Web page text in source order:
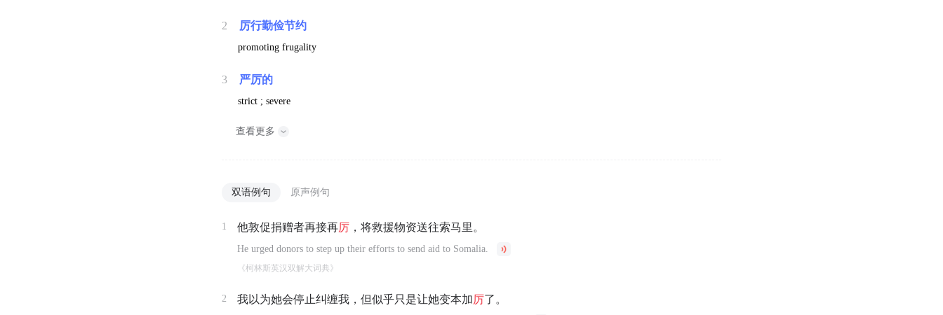
2 厉行勤俭节约
promoting frugality
3 严厉的
strict ; severe
查看更多
双语例句 原声例句
1 他敦促捐赠者再接再厉 ，将救援物资送往索马里。
He urged donors to step up their efforts to send aid to Somalia.
《柯林斯英汉双解大词典》
2 我以为她会停止纠缠我，但似乎只是让她变本加厉了。